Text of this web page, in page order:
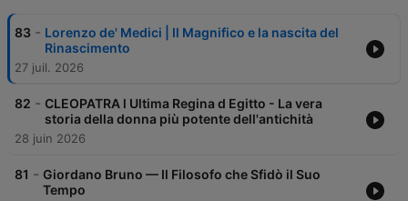
83 - Lorenzo de' Medici | Il Magnifico e la nascita del
Rinascimento
27 juil. 2026
82 - CLEOPATRA l Ultima Regina d Egitto - La vera
storia della donna più potente dell'antichità
28 juin 2026
81 - Giordano Bruno — Il Filosofo che Sfidò il Suo
Tempo